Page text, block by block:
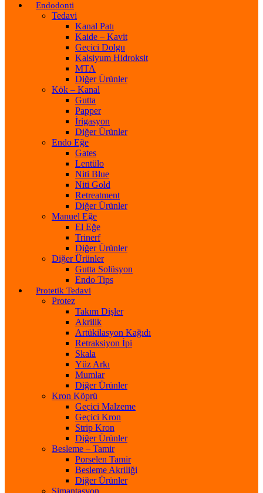
Endodonti
Tedavi
Kanal Patı
Kaide – Kavit
Geçici Dolgu
Kalsiyum Hidroksit
MTA
Diğer Ürünler
Kök – Kanal
Gutta
Papper
İrigasyon
Diğer Ürünler
Endo Eğe
Gates
Lentülo
Niti Blue
Niti Gold
Retreatment
Diğer Ürünler
Manuel Eğe
El Eğe
Trinerf
Diğer Ürünler
Diğer Ürünler
Gutta Solüsyon
Endo Tips
Protetik Tedavi
Protez
Takım Dişler
Akrilik
Artükilasyon Kağıdı
Retraksiyon İpi
Skala
Yüz Arkı
Mumlar
Diğer Ürünler
Kron Köprü
Geçici Malzeme
Geçici Kron
Strip Kron
Diğer Ürünler
Besleme – Tamir
Porselen Tamir
Besleme Akriliği
Diğer Ürünler
Simantasyon